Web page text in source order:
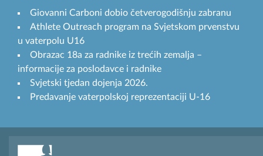
Giovanni Carboni dobio četverogodišnju zabranu
Athlete Outreach program na Svjetskom prvenstvu
u vaterpolu U16
Obrazac 18a za radnike iz trećih zemalja –
informacije za poslodavce i radnike
Svjetski tjedan dojenja 2026.
Predavanje vaterpolskoj reprezentaciji U-16